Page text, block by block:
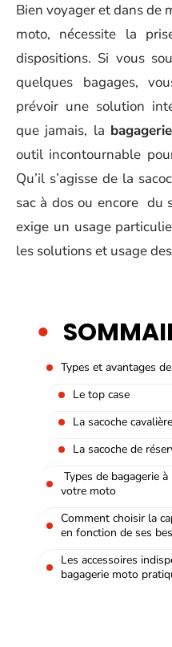
Bien voyager et dans de
moto, nécessite la
dispositions. Si vous
quelques bagages,
prévoir une solution
que jamais, la
outil incontournable
Qu’il s’agisse de la
sac à dos ou encore du
exige un usage
les solutions et usage des
Types et avantages
Le top case
La sacoche cavalière
La sacoche de
Types de bagagerie
votre moto
Comment choisir la
en fonction de ses
Les accessoires
bagagerie moto